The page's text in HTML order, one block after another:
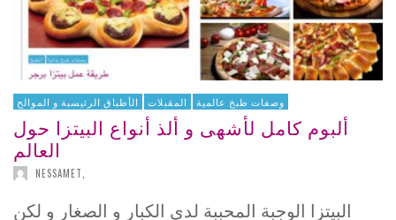
الأطباق الرئيسية و الموالح المقبلات وصفات طبخ عالمية
ألبوم كامل لأشهى و ألذ أنواع البيتزا حول
العالم
NESSAMET
البيتزا الوجبة المحببة لدى الكبار و الصغار و لكن